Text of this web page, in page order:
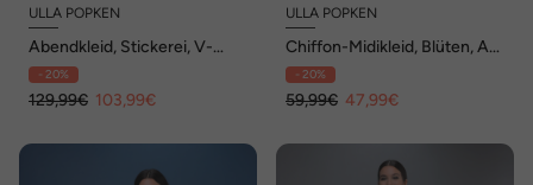
ULLA POPKEN
Abendkleid, Stickerei, V-
Ausschnitt, Langarm
- 20%
129,99€ 103,99€
ULLA POPKEN
Chiffon-Midikleid, Blüten, A-
Linie, V-Ausschnitt, 3/4-Arm
- 20%
59,99€ 47,99€